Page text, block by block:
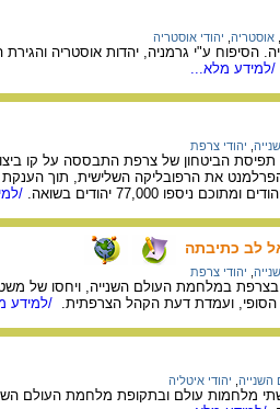
אוסטריה יהודי אוסטריה
/למידע מלא...
יהודי צרפת
הביטחון של צרפת התבססה על קו
ביטלו שני בתי הפרלמנט את הרפובליקה
/
אל לב כתיבתה
יהודי צרפת
במלחמת העולם השנייה, ויחסו של
ועמדת דעת הקהל הצרפתית.
/למידע
יהודי איטליה
מלחמות עולם ובתקופת מלחמת העולם